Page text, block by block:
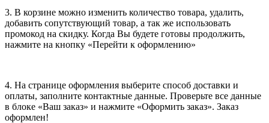
3. В корзине можно изменить количество товара, удалить,
добавить сопутствующий товар, а так же использовать
промокод на скидку. Когда Вы будете готовы продолжить,
нажмите на кнопку «Перейти к оформлению»
4. На странице оформления выберите способ доставки и
оплаты, заполните контактные данные. Проверьте все данные
в блоке «Ваш заказ» и нажмите «Оформить заказ». Заказ
оформлен!